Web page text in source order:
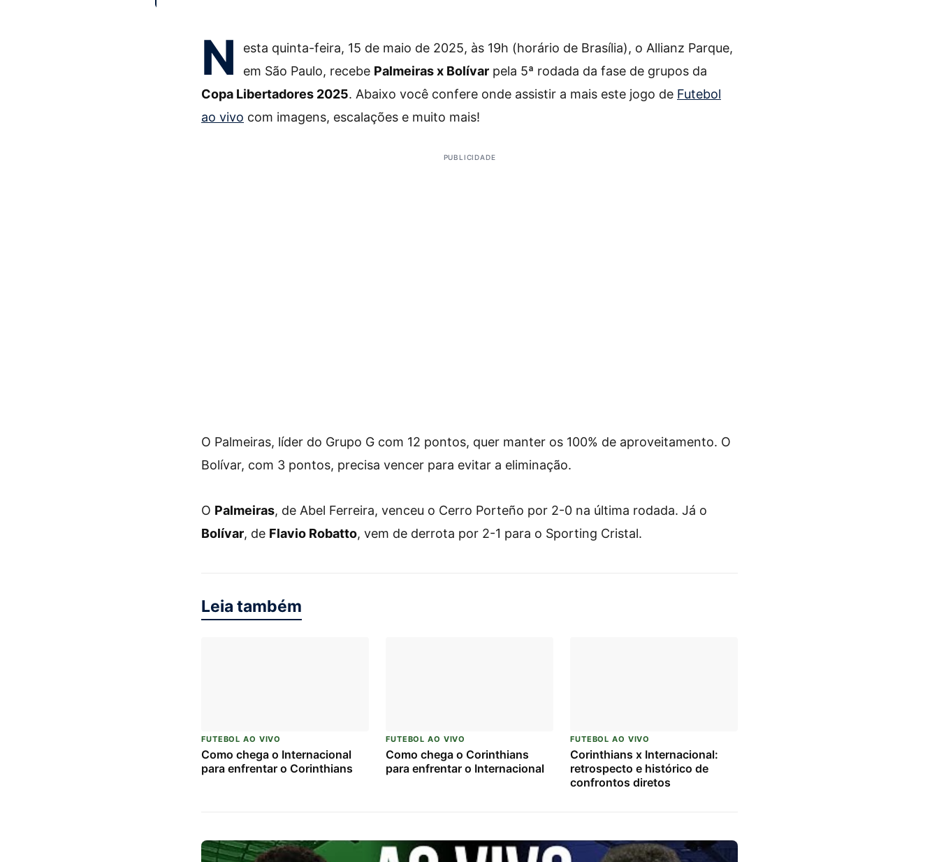
N
esta quinta-feira, 15 de maio de 2025, às 19h (horário de Brasília), o Allianz Parque,
em São Paulo, recebe Palmeiras x Bolívar pela 5ª rodada da fase de grupos da
Copa Libertadores 2025. Abaixo você confere onde assistir a mais este jogo de Futebol
ao vivo com imagens, escalações e muito mais!
PUBLICIDADE
O Palmeiras, líder do Grupo G com 12 pontos, quer manter os 100% de aproveitamento. O
Bolívar, com 3 pontos, precisa vencer para evitar a eliminação.
O Palmeiras, de Abel Ferreira, venceu o Cerro Porteño por 2-0 na última rodada. Já o
Bolívar, de Flavio Robatto, vem de derrota por 2-1 para o Sporting Cristal.
Leia também
FUTEBOL AO VIVO
Como chega o Internacional
para enfrentar o Corinthians
FUTEBOL AO VIVO
Como chega o Corinthians
para enfrentar o Internacional
FUTEBOL AO VIVO
Corinthians x Internacional:
retrospecto e histórico de
confrontos diretos